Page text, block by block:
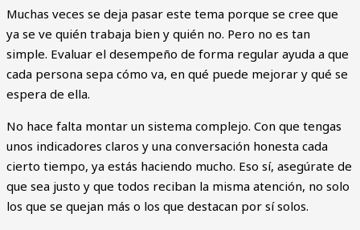
Muchas veces se deja pasar este tema porque se cree que
ya se ve quién trabaja bien y quién no. Pero no es tan
simple. Evaluar el desempeño de forma regular ayuda a que
cada persona sepa cómo va, en qué puede mejorar y qué se
espera de ella.
No hace falta montar un sistema complejo. Con que tengas
unos indicadores claros y una conversación honesta cada
cierto tiempo, ya estás haciendo mucho. Eso sí, asegúrate de
que sea justo y que todos reciban la misma atención, no solo
los que se quejan más o los que destacan por sí solos.